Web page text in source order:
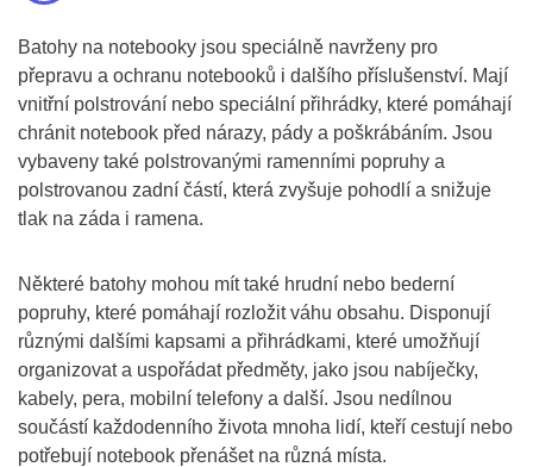
Batohy na notebooky jsou speciálně navrženy pro
přepravu a ochranu notebooků i dalšího příslušenství. Mají
vnitřní polstrování nebo speciální přihrádky, které pomáhají
chránit notebook před nárazy, pády a poškrábáním. Jsou
vybaveny také polstrovanými ramenními popruhy a
polstrovanou zadní částí, která zvyšuje pohodlí a snižuje
tlak na záda i ramena.
Některé batohy mohou mít také hrudní nebo bederní
popruhy, které pomáhají rozložit váhu obsahu. Disponují
různými dalšími kapsami a přihrádkami, které umožňují
organizovat a uspořádat předměty, jako jsou nabíječky,
kabely, pera, mobilní telefony a další. Jsou nedílnou
součástí každodenního života mnoha lidí, kteří cestují nebo
potřebují notebook přenášet na různá místa.